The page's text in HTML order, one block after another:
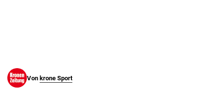
Von krone Sport